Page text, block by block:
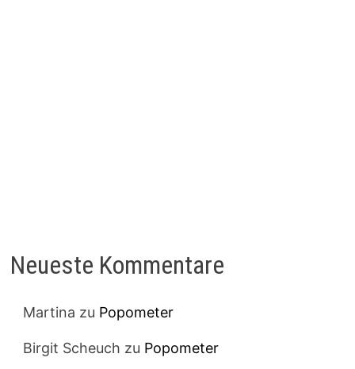
Neueste Kommentare
Martina zu Popometer
Birgit Scheuch zu Popometer